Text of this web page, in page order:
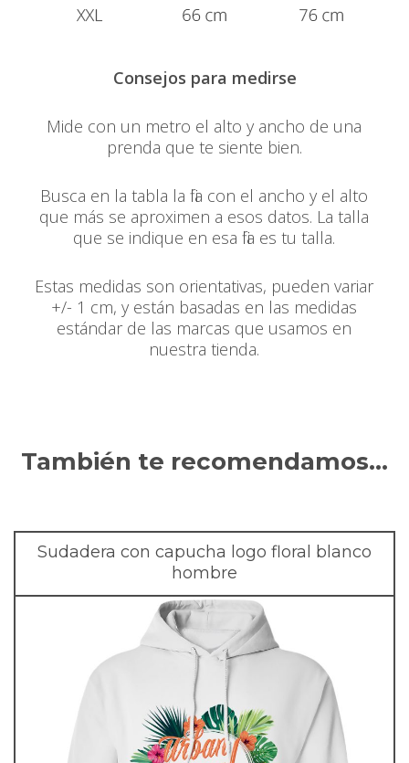
Consejos para medirse
Mide con un metro el alto y ancho de una
prenda que te siente bien.
Busca en la tabla la fila con el ancho y el alto
que más se aproximen a esos datos. La talla
que se indique en esa fila es tu talla.
Estas medidas son orientativas, pueden variar
+/- 1 cm, y están basadas en las medidas
estándar de las marcas que usamos en
nuestra tienda.
También te recomendamos…
Sudadera con capucha logo floral blanco
hombre